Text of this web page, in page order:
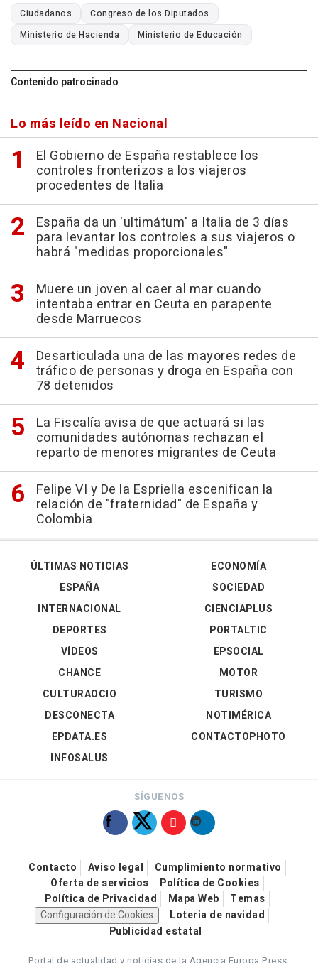
Ciudadanos
Congreso de los Diputados
Ministerio de Hacienda
Ministerio de Educación
Contenido patrocinado
Lo más leído en Nacional
El Gobierno de España restablece los
controles fronterizos a los viajeros
procedentes de Italia
España da un 'ultimátum' a Italia de 3 días
para levantar los controles a sus viajeros o
habrá "medidas proporcionales"
Muere un joven al caer al mar cuando
intentaba entrar en Ceuta en parapente
desde Marruecos
Desarticulada una de las mayores redes de
tráfico de personas y droga en España con
78 detenidos
La Fiscalía avisa de que actuará si las
comunidades autónomas rechazan el
reparto de menores migrantes de Ceuta
Felipe VI y De la Espriella escenifican la
relación de "fraternidad" de España y
Colombia
ÚLTIMAS NOTICIAS
ESPAÑA
INTERNACIONAL
DEPORTES
VÍDEOS
ECONOMÍA
SOCIEDAD
CIENCIAPLUS
PORTALTIC
EPSOCIAL
CHANCE
CULTURAOCIO
DESCONECTA
EPDATA.ES
INFOSALUS
MOTOR
TURISMO
NOTIMÉRICA
CONTACTOPHOTO
SÍGUENOS
Contacto Aviso legal
Cumplimiento normativo
Oferta de servicios
Política de Cookies
Política de Privacidad
Mapa Web
Temas
Configuración de Cookies
Loteria de navidad
Publicidad estatal